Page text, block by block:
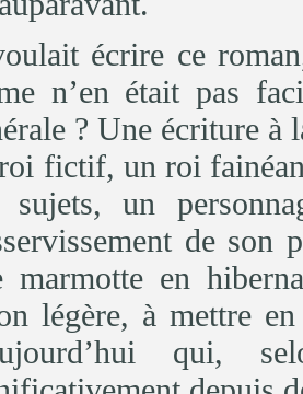
écrire ce
n’en était pas
? Une écriture à
fictif, un roi
sujets, un
de son
marmotte en
légère, à mettre
qui,